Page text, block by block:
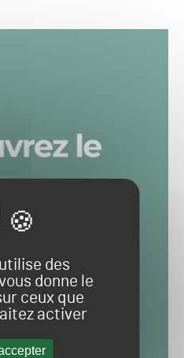
des
donne le
ceux que
activer